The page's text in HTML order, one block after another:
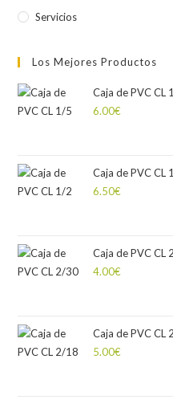
Servicios
Los Mejores Productos
Caja de PVC CL
6.00€
Caja de PVC CL
6.50€
Caja de PVC CL
4.00€
Caja de PVC CL
5.00€